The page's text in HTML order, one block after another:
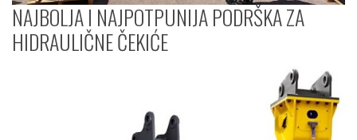
NAJBOLJA I NAJPOTPUNIJA PODRŠKA ZA
HIDRAULIČNE ČEKIĆE